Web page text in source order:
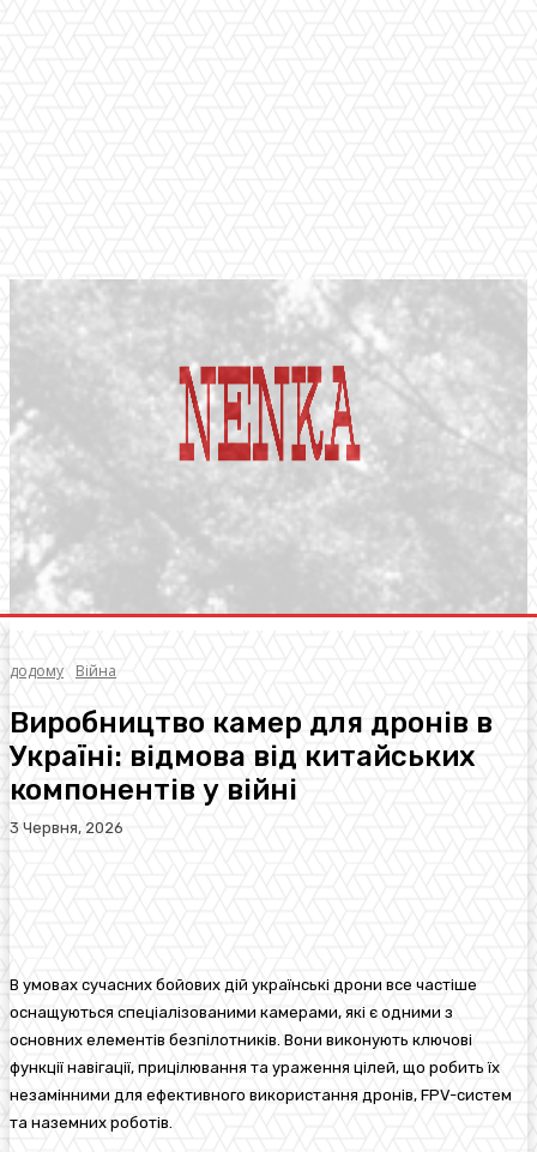
додому Війна
Виробництво камер для дронів в
Україні: відмова від китайських
компонентів у війні
3 Червня, 2026
В умовах сучасних бойових дій українські дрони все частіше
оснащуються спеціалізованими камерами, які є одними з
основних елементів безпілотників. Вони виконують ключові
функції навігації, прицілювання та ураження цілей, що робить їх
незамінними для ефективного використання дронів, FPV-систем
та наземних роботів.